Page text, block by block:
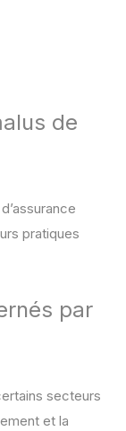
de
pratiques
par
secteurs
et la